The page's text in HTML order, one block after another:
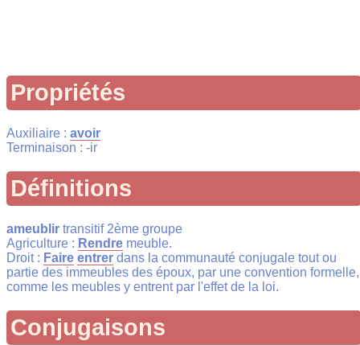
Propriétés
Auxiliaire : avoir
Terminaison : -ir
Définitions
ameublir transitif 2ème groupe
Agriculture : Rendre meuble.
Droit : Faire entrer dans la communauté conjugale tout ou
partie des immeubles des époux, par une convention formelle,
comme les meubles y entrent par l'effet de la loi.
Conjugaisons